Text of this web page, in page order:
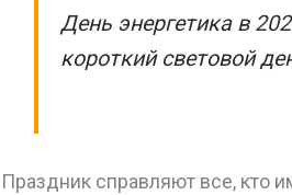
День энергетика в
короткий световой
Праздник справляют все, кто